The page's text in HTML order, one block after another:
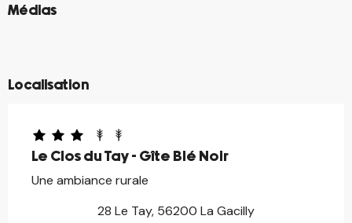
Médias
©
©
Localisation
Le Clos du Tay - Gîte Blé Noir
Une ambiance rurale
28 Le Tay, 56200 La Gacilly